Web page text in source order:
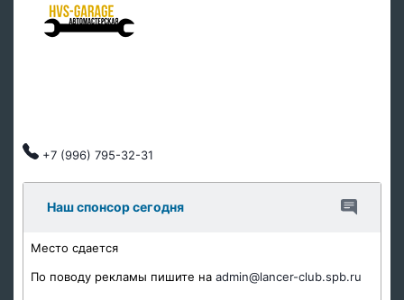
+7 (996) 795-32-31
Наш спонсор сегодня
Место сдается
По поводу рекламы пишите на admin@lancer-club.spb.ru